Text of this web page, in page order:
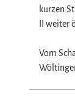
kurzen
II weiter
Vom